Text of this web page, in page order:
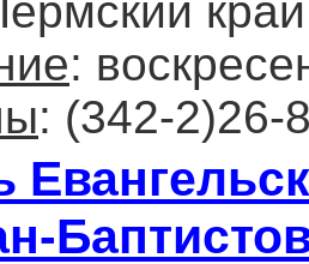
:
: (342-2)26-